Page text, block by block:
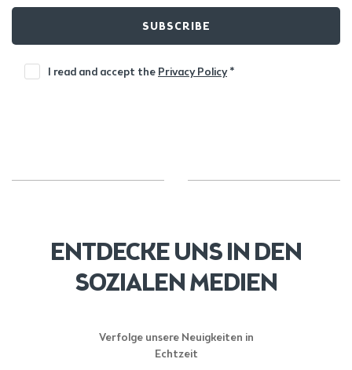
SUBSCRIBE
I read and accept the Privacy Policy*
ENTDECKE UNS IN DEN
SOZIALEN MEDIEN
Verfolge unsere Neuigkeiten in
Echtzeit